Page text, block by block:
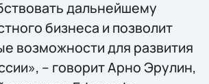
дальнейшему
бизнеса и позволит
возможности для развития
– говорит Арно Эрулин,